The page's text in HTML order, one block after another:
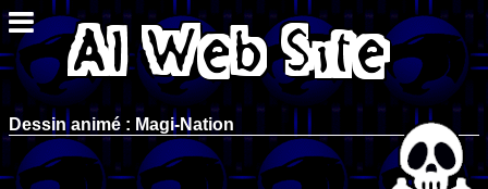
Dessin animé : Magi-Nation